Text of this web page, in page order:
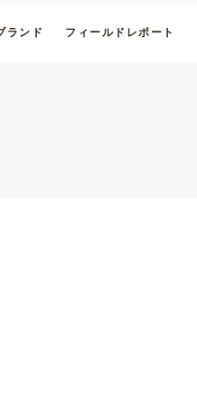
ランド フィールドレポート